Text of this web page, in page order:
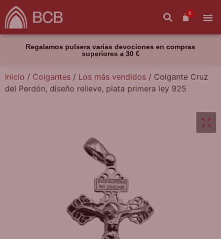
0
Regalamos pulsera varias devociones en compras
superiores a 30 €
Inicio / Colgantes / Los más vendidos / Colgante Cruz
del Perdón, diseño relieve, plata primera ley 925